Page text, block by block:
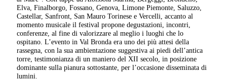
Elva, Finalborgo, Fossano, Genova, Limone Piemonte, Saluzzo,
Castellar, Sanfront, San Mauro Torinese e Vercelli, accanto al
momento musicale il festival propone degustazioni, incontri,
conferenze, al fine di valorizzare al meglio i luoghi che lo
ospitano. L’evento in Val Bronda era uno dei più attesi della
rassegna, con la sua ambientazione suggestiva ai piedi dell’antica
torre, testimonianza di un maniero del XII secolo, in posizione
dominante sulla pianura sottostante, per l’occasione disseminata di
lumini.